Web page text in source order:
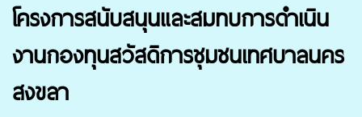
โครงการสนับสนุนและสมทบการดำเนิน
งานกองทุนสวัสดิการชุมชนเทศบาลนคร
สงขลา